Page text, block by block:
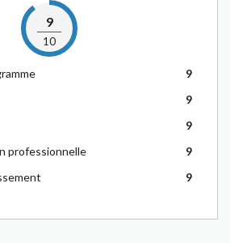
9
10
9
9
9
professionnelle
9
9